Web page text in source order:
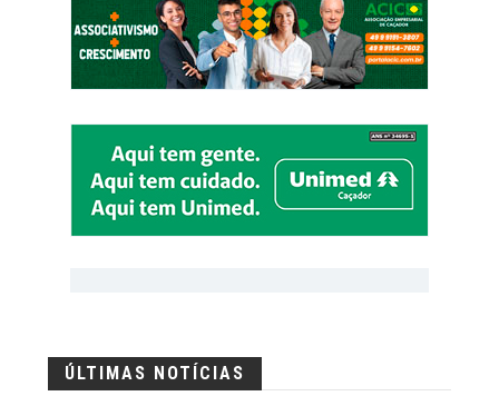
ÚLTIMAS NOTÍCIAS